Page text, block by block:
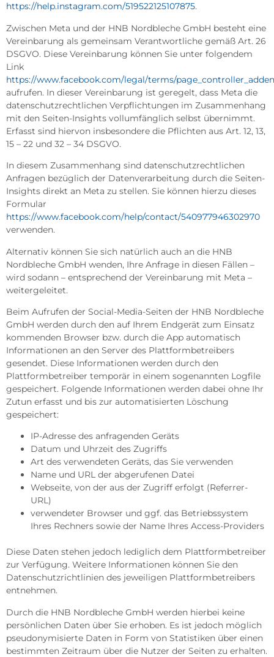
https://help.instagram.com/519522125107875.
Zwischen Meta und der HNB Nordbleche GmbH besteht eine
Vereinbarung als gemeinsam Verantwortliche gemäß Art. 26
DSGVO. Diese Vereinbarung können Sie unter folgendem
Link
https://www.facebook.com/legal/terms/
aufrufen. In dieser Vereinbarung ist geregelt, dass Meta die
datenschutzrechtlichen Verpflichtungen im Zusammenhang
mit den Seiten-Insights vollumfänglich selbst übernimmt.
Erfasst sind hiervon insbesondere die Pflichten aus Art. 12, 13,
15 – 22 und 32 – 34 DSGVO.
In diesem Zusammenhang sind datenschutzrechtlichen
Anfragen bezüglich der Datenverarbeitung durch die Seiten-
Insights direkt an Meta zu stellen. Sie können hierzu dieses
Formular
https://www.facebook.com/help/contact/540977946302970
verwenden.
Alternativ können Sie sich natürlich auch an die HNB
Nordbleche GmbH wenden, Ihre Anfrage in diesen Fällen –
wird sodann – entsprechend der Vereinbarung mit Meta –
weitergeleitet.
Beim Aufrufen der Social-Media-Seiten der HNB Nordbleche
GmbH werden durch den auf Ihrem Endgerät zum Einsatz
kommenden Browser bzw. durch die App automatisch
Informationen an den Server des Plattformbetreibers
gesendet. Diese Informationen werden durch den
Plattformbetreiber temporär in einem sogenannten Logfile
gespeichert. Folgende Informationen werden dabei ohne Ihr
Zutun erfasst und bis zur automatisierten Löschung
gespeichert:
IP-Adresse des anfragenden Geräts
Datum und Uhrzeit des Zugriffs
Art des verwendeten Geräts, das Sie verwenden
Name und URL der abgerufenen Datei
Webseite, von der aus der Zugriff erfolgt (Referrer-
URL)
verwendeter Browser und ggf. das Betriebssystem
Ihres Rechners sowie der Name Ihres Access-Providers
Diese Daten stehen jedoch lediglich dem Plattformbetreiber
zur Verfügung. Weitere Informationen können Sie den
Datenschutzrichtlinien des jeweiligen Plattformbetreibers
entnehmen.
Durch die HNB Nordbleche GmbH werden hierbei keine
persönlichen Daten über Sie erhoben. Es ist jedoch möglich
pseudonymisierte Daten in Form von Statistiken über einen
bestimmten Zeitraum über die Nutzer der Seiten zu erhalten.